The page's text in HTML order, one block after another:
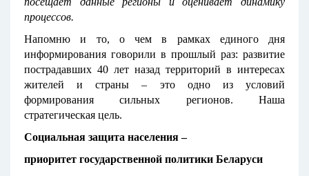
процессов.
Напомню и то, о чем в рамках единого дня
информирования говорили в прошлый раз: развитие
пострадавших 40 лет назад территорий в интересах
жителей и страны – это одно из условий
формирования сильных регионов. Наша
стратегическая цель.
Социальная защита населения –
приоритет государственной политики Беларуси